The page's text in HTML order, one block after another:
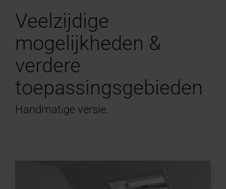
Veelzijdige
mogelijkheden &
verdere
toepassingsgebieden
Handmatige versie.